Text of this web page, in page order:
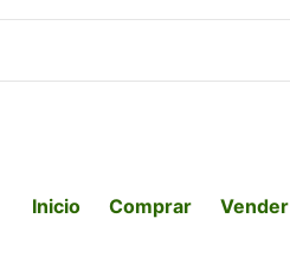
Inicio Comprar Vender